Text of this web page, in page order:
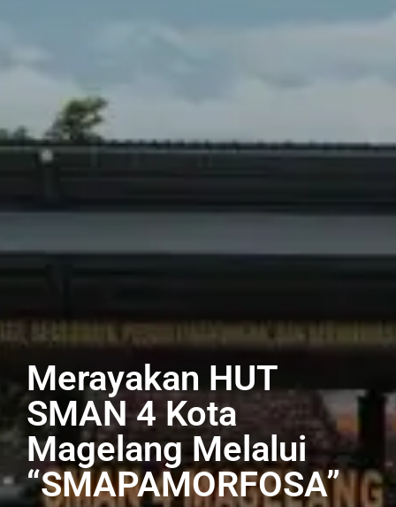
Merayakan HUT
SMAN 4 Kota
Magelang Melalui
“SMAPAMORFOSA”